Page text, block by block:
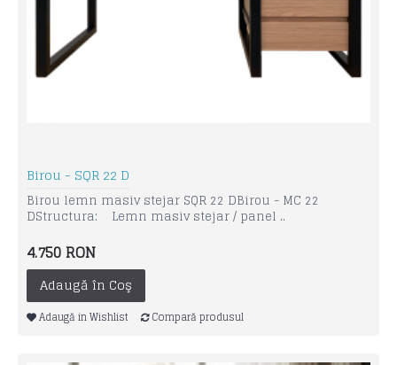
Birou - SQR 22 D
Birou lemn masiv stejar SQR 22 D Birou - MC 22
DStructura: Lemn masiv stejar / panel ..
4.750 RON
Adaugă în Coş
Adaugă in Wishlist Compară produsul